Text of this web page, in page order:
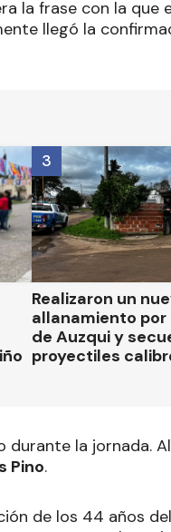
la frase con la que
llegó la
Realizaron un
allanamiento por
de Auzqui y
proyectiles
3
la jornada.
Pino.
de los 44 años